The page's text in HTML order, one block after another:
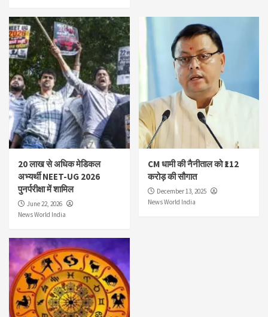
20 लाख से अधिक मेडिकल
अभ्यर्थी NEET-UG 2026
पुनर्परीक्षा में शामिल
June 22, 2026
News World India
CM धामी की नैनीताल को ₹112
करोड़ की सौगात
December 13, 2025
News World India